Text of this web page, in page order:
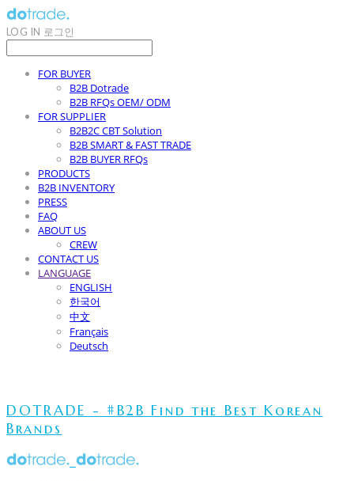
LOG IN 로그인
FOR BUYER
B2B Dotrade
B2B RFQs OEM/ ODM
FOR SUPPLIER
B2B2C CBT Solution
B2B SMART & FAST TRADE
B2B BUYER RFQs
PRODUCTS
B2B INVENTORY
PRESS
FAQ
ABOUT US
CREW
CONTACT US
LANGUAGE
ENGLISH
한국어
中文
Français
Deutsch
DOTRADE - #B2B Find the Best Korean
Brands